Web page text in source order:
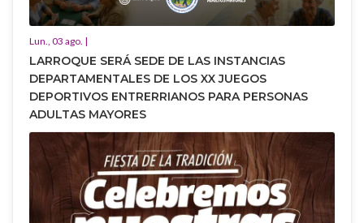
Lun., 03 ago. |
LARROQUE SERÁ SEDE DE LAS INSTANCIAS
DEPARTAMENTALES DE LOS XX JUEGOS
DEPORTIVOS ENTRERRIANOS PARA PERSONAS
ADULTAS MAYORES